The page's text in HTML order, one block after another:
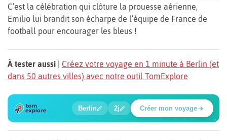
C’est la célébration qui clôture la prouesse aérienne,
Emilio lui brandit son écharpe de l’équipe de France de
football pour encourager les bleus !
À tester aussi
Créez votre voyage en 1 minute à Berlin (et
dans 50 autres villes) avec notre outil TomExplore
🔍
🔍
🔍
🍲
🔍
🔍
Place Potsdamer
Berlin 2j Créer mon voyage